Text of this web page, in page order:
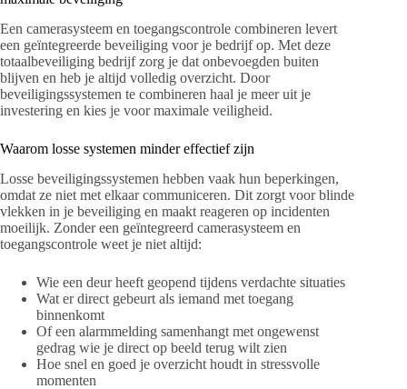
Een camerasysteem en toegangscontrole combineren levert
een geïntegreerde beveiliging voor je bedrijf op. Met deze
totaalbeveiliging bedrijf zorg je dat onbevoegden buiten
blijven en heb je altijd volledig overzicht. Door
beveiligingssystemen te combineren haal je meer uit je
investering en kies je voor maximale veiligheid.
Waarom losse systemen minder effectief zijn
Losse beveiligingssystemen hebben vaak hun beperkingen,
omdat ze niet met elkaar communiceren. Dit zorgt voor blinde
vlekken in je beveiliging en maakt reageren op incidenten
moeilijk. Zonder een geïntegreerd camerasysteem en
toegangscontrole weet je niet altijd:
Wie een deur heeft geopend tijdens verdachte situaties
Wat er direct gebeurt als iemand met toegang
binnenkomt
Of een alarmmelding samenhangt met ongewenst
gedrag wie je direct op beeld terug wilt zien
Hoe snel en goed je overzicht houdt in stressvolle
momenten